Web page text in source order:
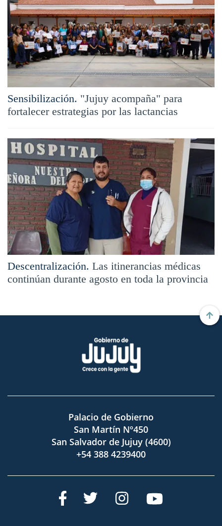
Sensibilización. "Jujuy acompaña" para
fortalecer estrategias por las lactancias
Descentralización. Las itinerancias médicas
continúan durante agosto en toda la provincia
Palacio de Gobierno
San Martín Nº450
San Salvador de Jujuy (4600)
+54 388 4239400